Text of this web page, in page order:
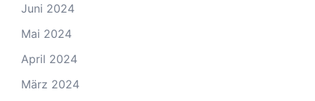
Juni 2024
Mai 2024
April 2024
März 2024